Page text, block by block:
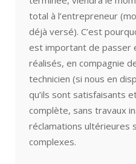
total à l’entrepreneur
déjà versé). C’est
est important de passer
réalisés, en compagnie
technicien (si nous en
qu’ils sont satisfaisants
complète, sans travaux
réclamations ultérieures
complexes.